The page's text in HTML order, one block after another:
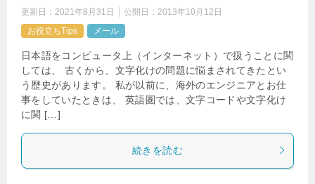
更新日： 2021年8月31日 公開日： 2013年10月12日
お役立ちTips
メール
日本語をコンピュータ上（インターネット）で扱うことに関
しては、 古くから、文字化けの問題に悩まされてきたとい
う歴史があります。 私が以前に、海外のエンジニアとお仕
事をしていたときは、 英語圏では、文字コードや文字化け
に関 […]
続きを読む